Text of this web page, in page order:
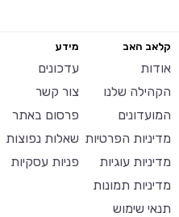
קלאב האב
אודות
הקהילה שלנו
המועדונים
מדיניות הפרטיות
מדיניות עוגיות
מדיניות תמונות
תנאי שימוש
מידע
עדכונים
צור קשר
פרסום באתר
שאלות נפוצות
פניות עסקיות